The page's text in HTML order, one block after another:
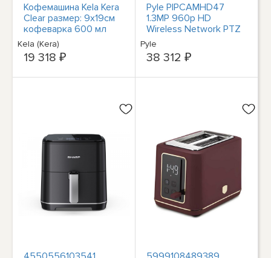
Кофемашина Kela Kera
Clear размер: 9х19см
кофеварка 600 мл
Venecia 10851
Kela (Kera)
19 318 ₽
Pyle PIPCAMHD47
1.3MP 960p HD
Wireless Network PTZ
Camera, Built-In 64GB
SD Card
Pyle
38 312 ₽